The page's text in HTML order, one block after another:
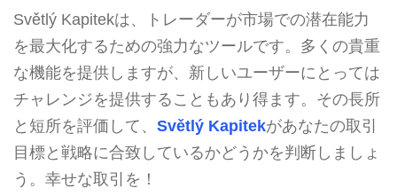
Světlý Kapitekは、トレーダーが市場での潜在能力
を最大化するための強力なツールです。多くの貴重
な機能を提供しますが、新しいユーザーにとっては
チャレンジを提供することもあり得ます。その長所
と短所を評価して、 Světlý Kapitekがあなたの取引
目標と戦略に合致しているかどうかを判断しましょ
う。幸せな取引を！